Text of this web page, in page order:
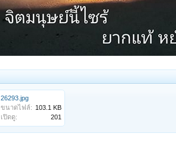
26293.jpg
ขนาดไฟล์: 103.1 KB
เปิดดู:
201